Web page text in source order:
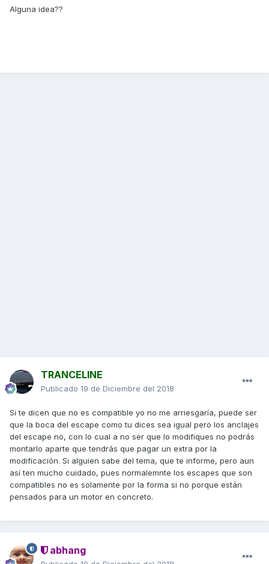
Alguna idea??
TRANCELINE
Publicado 19 de Diciembre del 2018
Si te dicen que no es compatible yo no me arriesgaría, puede ser
que la boca del escape como tu dices sea igual pero los anclajes
del escape no, con lo cual a no ser que lo modifiques no podrás
montarlo aparte que tendrás que pagar un extra por la
modificación. Si alguien sabe del tema, que te informe, pero aun
así ten mucho cuidado, pues normalemnte los escapes que son
compatibles no es solamente por la forma si no porque están
pensados para un motor en concreto.
abhang